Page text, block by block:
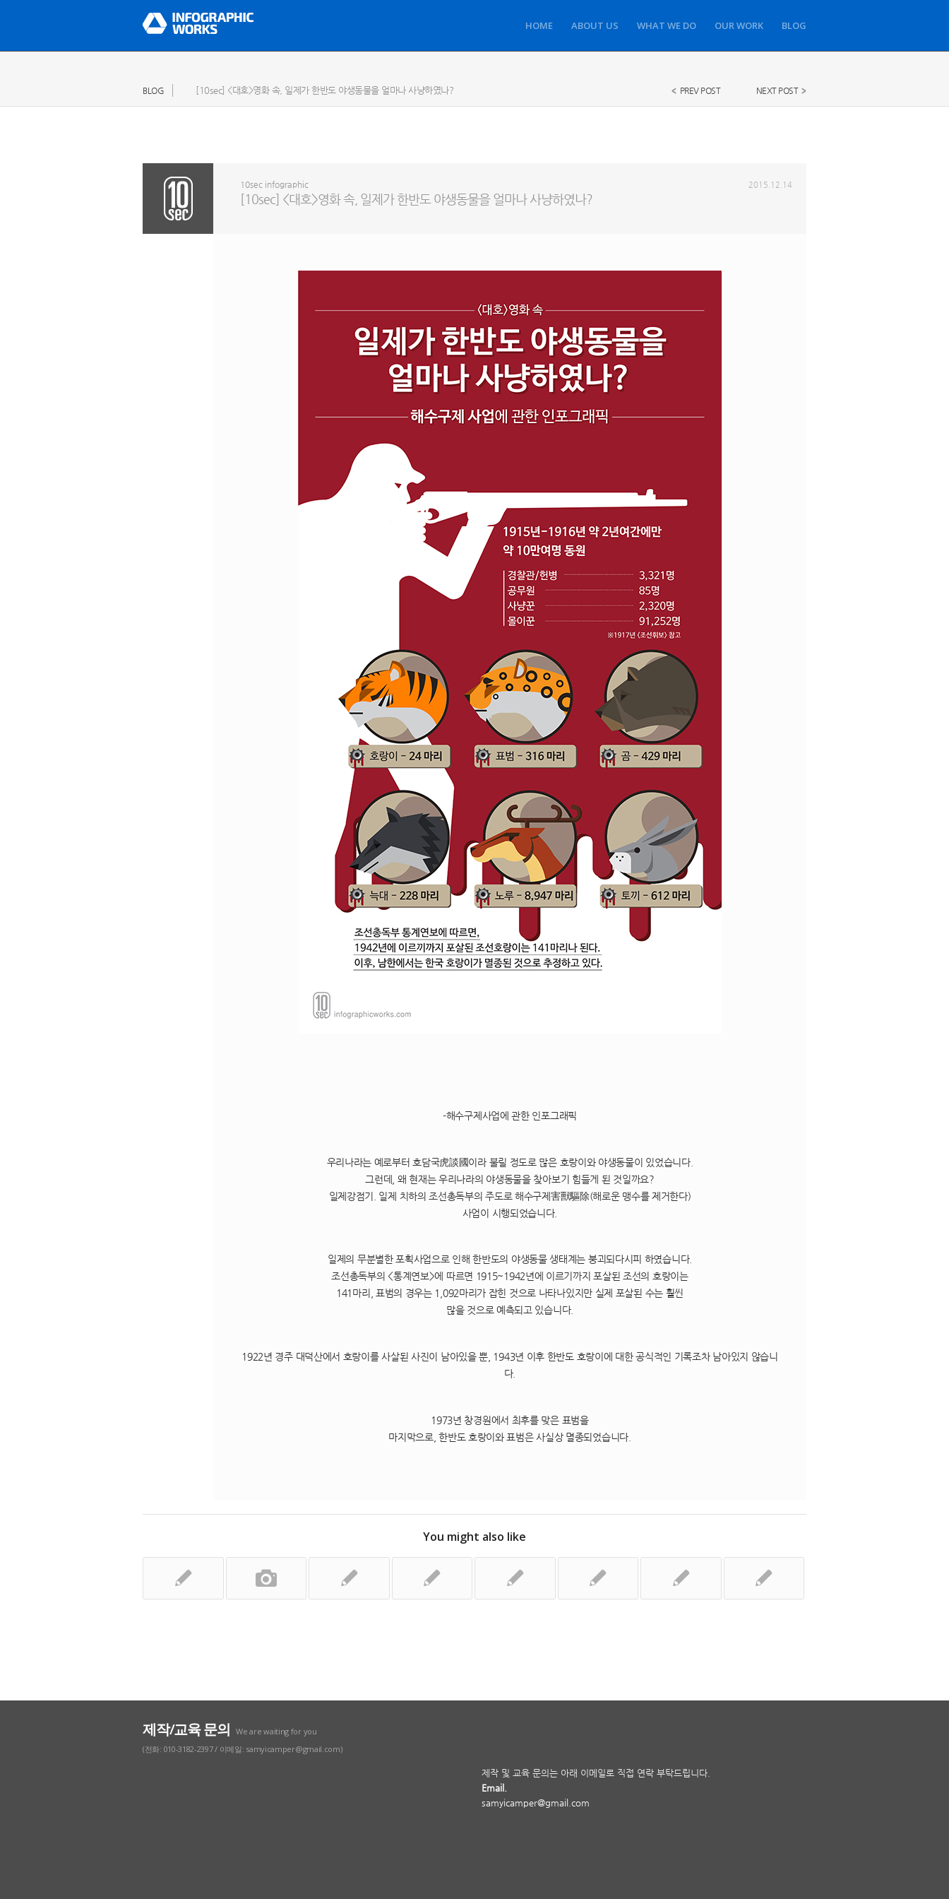
HOME ABOUT US WHAT WE DO OUR WORK BLOG
BLOG [10sec] <대호>영화 속, 일제가 한반도 야생동물을 얼마나 사냥하였나? PREV POST NEXT POST
10sec infographic
[10sec] <대호>영화 속, 일제가 한반도 야생동물을 얼마나 사냥하였나?
2015.12.14
-해수구제사업에 관한 인포그래픽
우리나라는 예로부터 호담국虎談國이라 불릴 정도로 많은 호랑이와 야생동물이 있었습니다.
그런데, 왜 현재는 우리나라의 야생동물을 찾아보기 힘들게 된 것일까요?
일제강점기. 일제 치하의 조선총독부의 주도로 해수구제害獸驅除(해로운 맹수를 제거한다)
사업이 시행되었습니다.
일제의 무분별한 포획사업으로 인해 한반도의 야생동물 생태계는 붕괴되다시피 하였습니다.
조선총독부의 <통계연보>에 따르면 1915~1942년에 이르기까지 포살된 조선의 호랑이는
141마리, 표범의 경우는 1,092마리가 잡힌 것으로 나타나있지만 실제 포살된 수는 훨씬
많을 것으로 예측되고 있습니다.
1922년 경주 대덕산에서 호랑이를 사살된 사진이 남아있을 뿐, 1943년 이후 한반도 호랑이에 대한 공식적인 기록조차 남아있지 않습니
다.
1973년 창경원에서 최후를 맞은 표범을
마지막으로, 한반도 호랑이와 표범은 사실상 멸종되었습니다.
You might also like
제작/교육 문의
We are waiting for you
(전화: 010-3182-2397 / 이메일: samyicamper@gmail.com)
제작 및 교육 문의는 아래 이메일로 직접 연락 부탁드립니다.
Email.
samyicamper@gmail.com